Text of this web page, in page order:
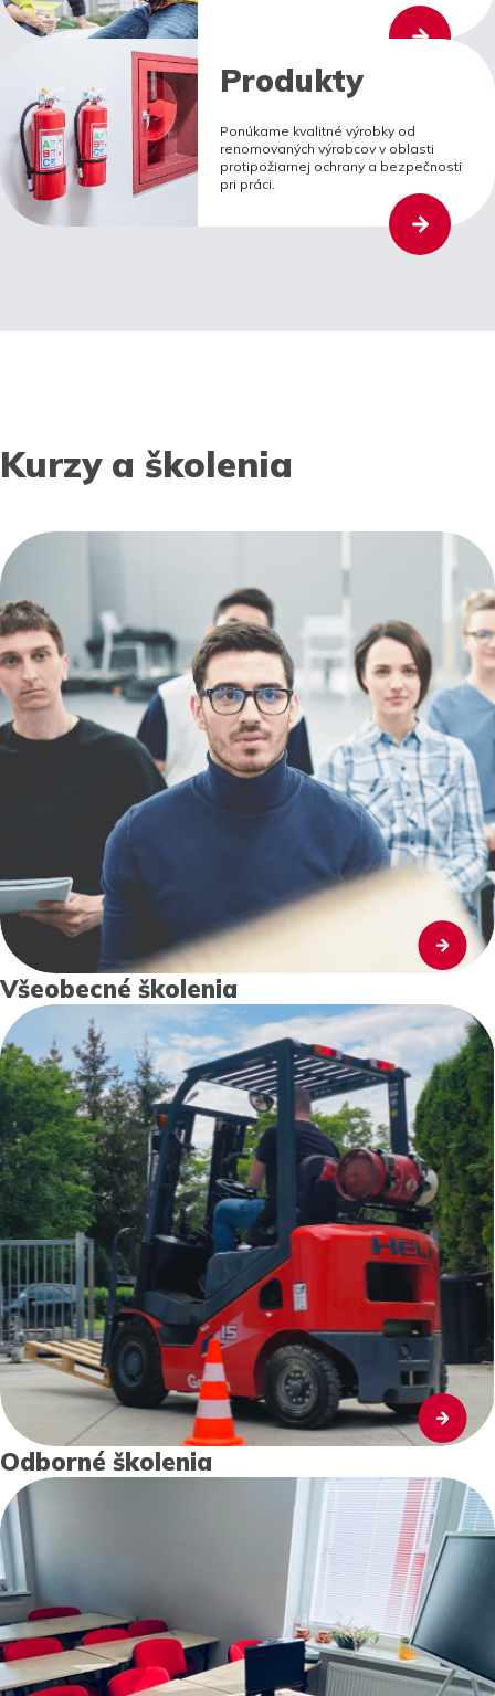
Produkty
Ponúkame kvalitné výrobky od
renomovaných výrobcov v oblasti
protipožiarnej ochrany a bezpečnosti
pri práci.
Kurzy a školenia
Všeobecné školenia
Odborné školenia